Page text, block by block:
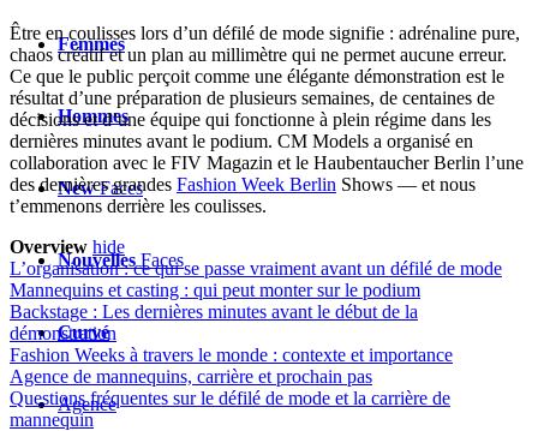
Femmes
Hommes
NewFaces
Nouvelles Faces
Curvé
Agence
Être en coulisses lors d’un défilé de mode signifie : adrénaline pure,
chaos créatif et un plan au millimètre qui ne permet aucune erreur.
Ce que le public perçoit comme une élégante démonstration est le
résultat d’une préparation de plusieurs semaines, de centaines de
décisions et d’une équipe qui fonctionne à plein régime dans les
dernières minutes avant le podium. CM Models a organisé en
collaboration avec le FIV Magazin et le Haubentaucher Berlin l’une
des dernières grandes Fashion Week Berlin Shows — et nous
t’emmenons derrière les coulisses.
Overview hide
L’organisation : ce qui se passe vraiment avant un défilé de mode
Mannequins et casting : qui peut monter sur le podium
Backstage : Les dernières minutes avant le début de la
démonstration
Fashion Weeks à travers le monde : contexte et importance
Agence de mannequins, carrière et prochain pas
Questions fréquentes sur le défilé de mode et la carrière de
mannequin